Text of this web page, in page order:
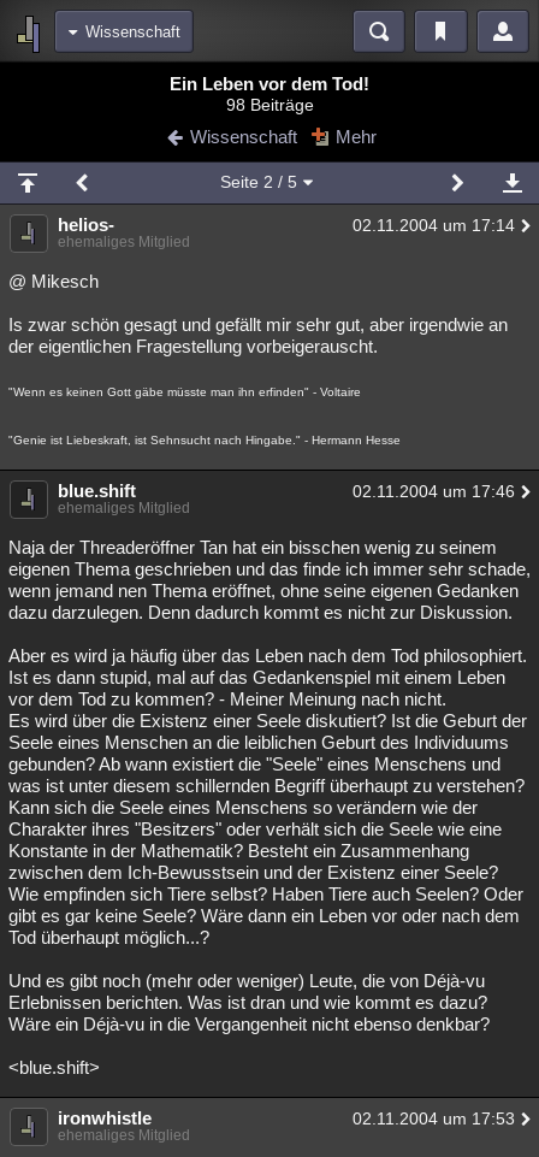
Wissenschaft
Blogs
Chat Wiki Neuigkeiten
meine Rubriken
Menschen Mystery Kriminalfälle
Spiritualität
Natur Umfragen Unterhaltung
weitere Rubriken
Philosophie Träume Orte Esoterik
Astronomie Helpdesk Gruppen Gaming
Musik Clash Allmystery English
Besucht Teilgenommen Alle Neue Geschlossen
Lesenswert Schlüsselwörter
Ein Leben vor dem Tod!
98 Beiträge
Wissenschaft Mehr
Seite 2 / 5
helios- 02.11.2004 um 17:14
ehemaliges Mitglied
@ Mikesch
Is zwar schön gesagt und gefällt mir sehr gut, aber irgendwie an
der eigentlichen Fragestellung vorbeigerauscht.
"Wenn es keinen Gott gäbe müsste man ihn erfinden" - Voltaire
"Genie ist Liebeskraft, ist Sehnsucht nach Hingabe." - Hermann Hesse
blue.shift 02.11.2004 um 17:46
ehemaliges Mitglied
Naja der Threaderöffner Tan hat ein bisschen wenig zu seinem
eigenen Thema geschrieben und das finde ich immer sehr schade,
wenn jemand nen Thema eröffnet, ohne seine eigenen Gedanken
dazu darzulegen. Denn dadurch kommt es nicht zur Diskussion.
Aber es wird ja häufig über das Leben nach dem Tod philosophiert.
Ist es dann stupid, mal auf das Gedankenspiel mit einem Leben
vor dem Tod zu kommen? - Meiner Meinung nach nicht.
Es wird über die Existenz einer Seele diskutiert? Ist die Geburt der
Seele eines Menschen an die leiblichen Geburt des Individuums
gebunden? Ab wann existiert die "Seele" eines Menschens und
was ist unter diesem schillernden Begriff überhaupt zu verstehen?
Kann sich die Seele eines Menschens so verändern wie der
Charakter ihres "Besitzers" oder verhält sich die Seele wie eine
Konstante in der Mathematik? Besteht ein Zusammenhang
zwischen dem Ich-Bewusstsein und der Existenz einer Seele?
Wie empfinden sich Tiere selbst? Haben Tiere auch Seelen? Oder
gibt es gar keine Seele? Wäre dann ein Leben vor oder nach dem
Tod überhaupt möglich...?
Und es gibt noch (mehr oder weniger) Leute, die von Déjà-vu
Erlebnissen berichten. Was ist dran und wie kommt es dazu?
Wäre ein Déjà-vu in die Vergangenheit nicht ebenso denkbar?
<blue.shift>
ironwhistle 02.11.2004 um 17:53
ehemaliges Mitglied